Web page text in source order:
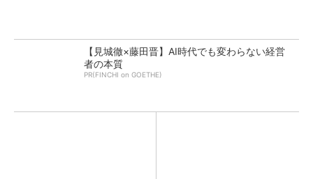
【見城徹×藤田晋】AI時代でも変わらない経営
者の本質
PR(FINCHI on GOETHE)